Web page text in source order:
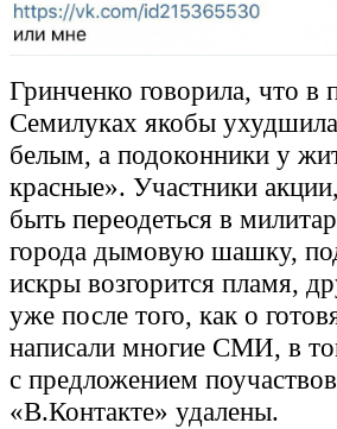
Гринченко говорила, что в
Семилуках якобы
белым, а подоконники у
красные». Участники
быть переодеться в
города дымовую шашку,
искры возгорится пламя,
уже после того, как о
написали многие СМИ, в
с предложением
«В.Контакте» удалены.